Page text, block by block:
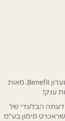
ברוכים הבאים לאתר ההטבות וההנחות לחברי מועדון Benefit. מאות
ענק!
דעתה הבלעדי של
מימון בע"מ